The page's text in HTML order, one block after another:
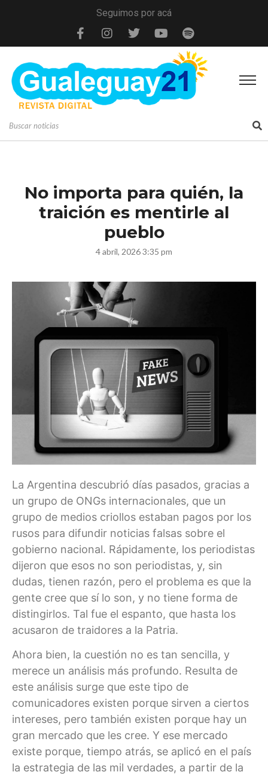
Seguimos por acá
No importa para quién, la
traición es mentirle al
pueblo
4 abril, 2026 3:35 pm
La Argentina descubrió días pasados, gracias a
un grupo de ONGs internacionales, que un
grupo de medios criollos estaban pagos por los
rusos para difundir noticias falsas sobre el
gobierno nacional. Rápidamente, los periodistas
dijeron que esos no son periodistas, y, sin
dudas, tienen razón, pero el problema es que la
gente cree que sí lo son, y no tiene forma de
distingirlos. Tal fue el espanto, que hasta los
acusaron de traidores a la Patria.
Ahora bien, la cuestión no es tan sencilla, y
merece un análisis más profundo. Resulta de
este análisis surge que este tipo de
comunicadores existen porque sirven a ciertos
intereses, pero también existen porque hay un
gran mercado que les cree. Y ese mercado
existe porque, tiempo atrás, se aplicó en el país
la estrategia de las mil verdades, a partir de la